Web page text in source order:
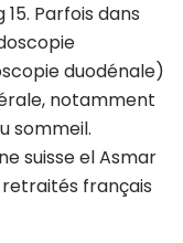
Parfois dans
duodénale)
notamment
sommeil.
suisse el Asmar
français